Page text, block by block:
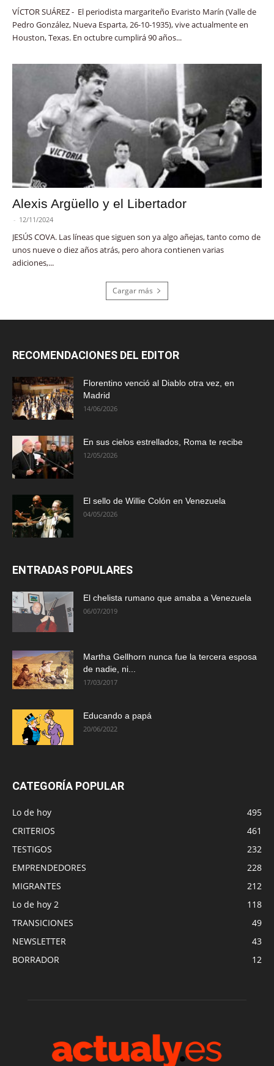
VÍCTOR SUÁREZ - El periodista margariteño Evaristo Marín (Valle de
Pedro González, Nueva Esparta, 26-10-1935), vive actualmente en
Houston, Texas. En octubre cumplirá 90 años...
Alexis Argüello y el Libertador
- 12/11/2024
JESÚS COVA. Las líneas que siguen son ya algo añejas, tanto como de
unos nueve o diez años atrás, pero ahora contienen varias
adiciones,...
Cargar más
RECOMENDACIONES DEL EDITOR
Florentino venció al Diablo otra vez, en
Madrid
14/06/2026
En sus cielos estrellados, Roma te recibe
12/05/2026
El sello de Willie Colón en Venezuela
04/05/2026
ENTRADAS POPULARES
El chelista rumano que amaba a Venezuela
06/07/2019
Martha Gellhorn nunca fue la tercera esposa
de nadie, ni...
17/03/2017
Educando a papá
20/06/2022
CATEGORÍA POPULAR
Lo de hoy
495
CRITERIOS
461
TESTIGOS
232
EMPRENDEDORES
228
MIGRANTES
212
Lo de hoy 2
118
TRANSICIONES
49
NEWSLETTER
43
BORRADOR
12